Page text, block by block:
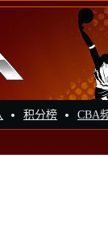
积分榜 CBA